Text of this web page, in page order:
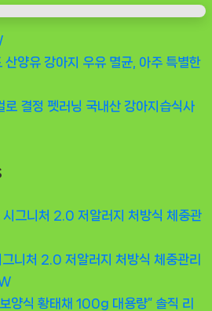
산양유 강아지 우유 멸균, 아주 특별한
결정 펫러닝 국내산 강아지습식사
니처 2.0 저알러지 처방식 체중관리